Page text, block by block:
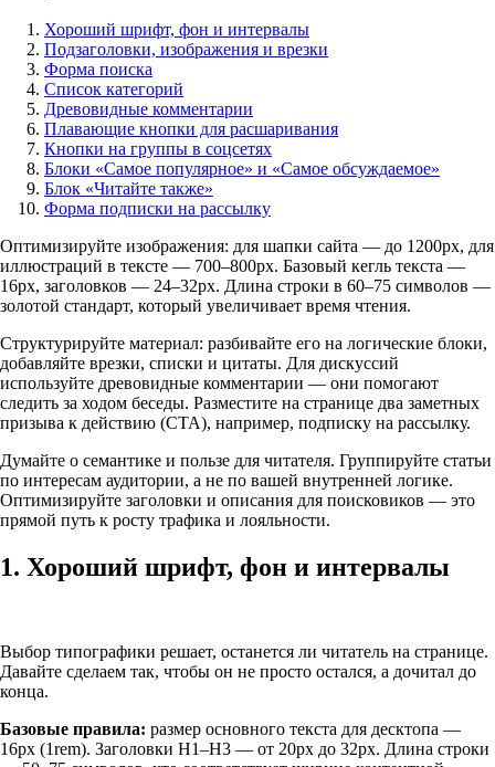
Хороший шрифт, фон и интервалы
Подзаголовки, изображения и врезки
Форма поиска
Список категорий
Древовидные комментарии
Плавающие кнопки для расшаривания
Кнопки на группы в соцсетях
Блоки «Самое популярное» и «Самое обсуждаемое»
Блок «Читайте также»
Форма подписки на рассылку
Оптимизируйте изображения: для шапки сайта — до 1200px, для
иллюстраций в тексте — 700–800px. Базовый кегль текста —
16px, заголовков — 24–32px. Длина строки в 60–75 символов —
золотой стандарт, который увеличивает время чтения.
Структурируйте материал: разбивайте его на логические блоки,
добавляйте врезки, списки и цитаты. Для дискуссий
используйте древовидные комментарии — они помогают
следить за ходом беседы. Разместите на странице два заметных
призыва к действию (CTA), например, подписку на рассылку.
Думайте о семантике и пользе для читателя. Группируйте статьи
по интересам аудитории, а не по вашей внутренней логике.
Оптимизируйте заголовки и описания для поисковиков — это
прямой путь к росту трафика и лояльности.
1. Хороший шрифт, фон и интервалы
Выбор типографики решает, останется ли читатель на странице.
Давайте сделаем так, чтобы он не просто остался, а дочитал до
конца.
Базовые правила: размер основного текста для десктопа —
16px (1rem). Заголовки H1–H3 — от 20px до 32px. Длина строки